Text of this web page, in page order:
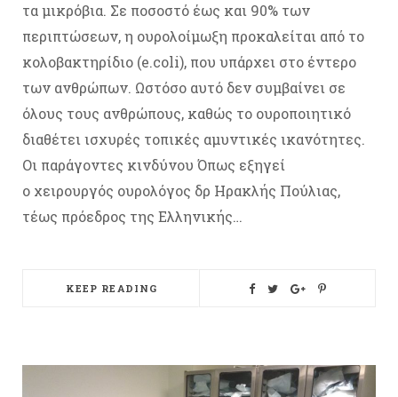
τα μικρόβια. Σε ποσοστό έως και 90% των
περιπτώσεων, η ουρολοίμωξη προκαλείται από το
κολοβακτηρίδιο (e.coli), που υπάρχει στο έντερο
των ανθρώπων. Ωστόσο αυτό δεν συμβαίνει σε
όλους τους ανθρώπους, καθώς το ουροποιητικό
διαθέτει ισχυρές τοπικές αμυντικές ικανότητες.
Οι παράγοντες κινδύνου Όπως εξηγεί
ο χειρουργός ουρολόγος δρ Ηρακλής Πούλιας,
τέως πρόεδρος της Ελληνικής…
KEEP READING